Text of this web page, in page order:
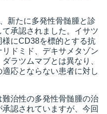
新たに多発性骨髄腫と診
承認されました。イサツ
にCD38を標的とする抗
ドミド、デキサメタゾン
ラツムマブとは異なり、
応とならない患者に対し
治性の多発性骨髄腫の治
認されていますが、今回